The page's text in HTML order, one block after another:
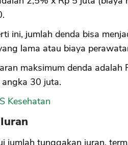
ini, jumlah denda bisa
lama atau biaya
maksimum denda adalah
30 juta.
Kesehatan